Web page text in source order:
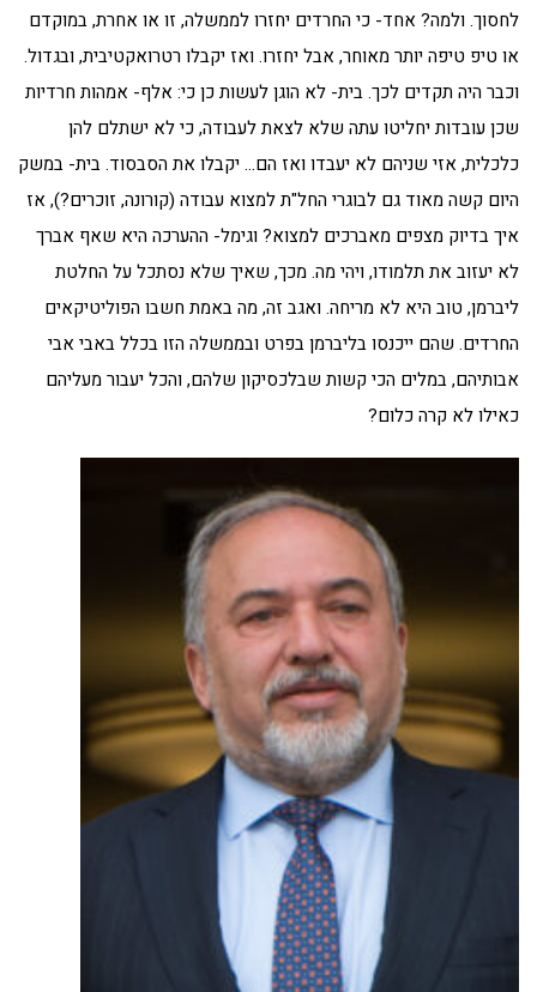
לחסוך. ולמה? אחד- כי החרדים יחזרו לממשלה, זו או אחרת, במוקדם
או טיפ טיפה יותר מאוחר, אבל יחזרו. ואז יקבלו רטרואקטיבית, ובגדול.
וכבר היה תקדים לכך. בית- לא הוגן לעשות כן כי: אלף- אמהות חרדיות
שכן עובדות יחליטו עתה שלא לצאת לעבודה, כי לא ישתלם להן
כלכלית, אזי שניהם לא יעבדו ואז הם… יקבלו את הסבסוד. בית- במשק
היום קשה מאוד גם לבוגרי החל"ת למצוא עבודה (קורונה, זוכרים?), אז
איך בדיוק מצפים מאברכים למצוא? וגימל- ההערכה היא שאף אברך
לא יעזוב את תלמודו, ויהי מה. מכך, שאיך שלא נסתכל על החלטת
ליברמן, טוב היא לא מריחה. ואגב זה, מה באמת חשבו הפוליטיקאים
החרדים. שהם ייכנסו בליברמן בפרט ובממשלה הזו בכלל באבי אבי
אבותיהם, במלים הכי קשות שבלכסיקון שלהם, והכל יעבור מעליהם
כאילו לא קרה כלום?